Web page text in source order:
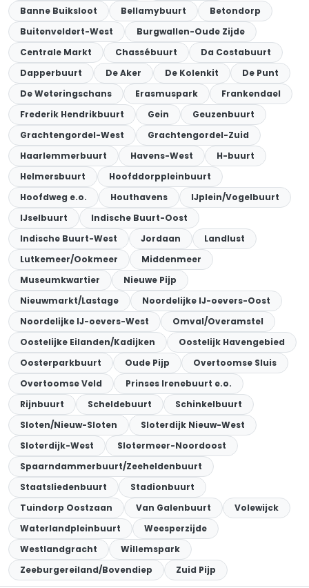
Banne Buiksloot
Bellamybuurt
Betondorp
Buitenveldert-West
Burgwallen-Oude Zijde
Centrale Markt
Chassébuurt
Da Costabuurt
Dapperbuurt
De Aker De Kolenkit
De Punt
De Weteringschans
Erasmuspark
Frankendael
Frederik Hendrikbuurt
Gein
Geuzenbuurt
Grachtengordel-West
Grachtengordel-Zuid
Haarlemmerbuurt
Havens-West
H-buurt
Helmersbuurt
Hoofddorppleinbuurt
Hoofdweg e.o.
Houthavens
IJplein/Vogelbuurt
IJselbuurt
Indische Buurt-Oost
Indische Buurt-West
Jordaan
Landlust
Lutkemeer/Ookmeer
Middenmeer
Museumkwartier
Nieuwe Pijp
Nieuwmarkt/Lastage
Noordelijke IJ-oevers-Oost
Noordelijke IJ-oevers-West
Omval/Overamstel
Oostelijke Eilanden/Kadijken
Oostelijk Havengebied
Oosterparkbuurt
Oude Pijp
Overtoomse Sluis
Overtoomse Veld
Prinses Irenebuurt e.o.
Rijnbuurt
Scheldebuurt
Schinkelbuurt
Sloten/Nieuw-Sloten
Sloterdijk Nieuw-West
Sloterdijk-West
Slotermeer-Noordoost
Spaarndammerbuurt/Zeeheldenbuurt
Staatsliedenbuurt
Stadionbuurt
Tuindorp Oostzaan
Van Galenbuurt
Volewijck
Waterlandpleinbuurt
Weesperzijde
Westlandgracht
Willemspark
Zeeburgereiland/Bovendiep
Zuid Pijp